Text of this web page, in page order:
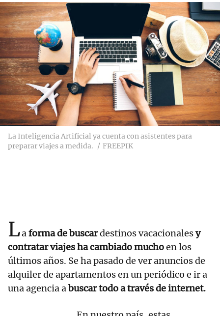
La Inteligencia Artificial ya cuenta con asistentes para
preparar viajes a medida.
FREEPIK
Laforma de buscardestinos vacacionalesy
contratar viajes ha cambiado muchoen los
últimos años. Se ha pasado de ver anuncios de
alquiler de apartamentos en un periódico e ir a
una agencia abuscar todo a través de internet.